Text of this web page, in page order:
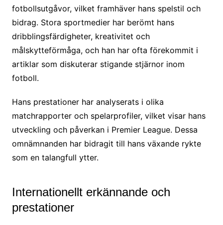
fotbollsutgåvor, vilket framhäver hans spelstil och
bidrag. Stora sportmedier har berömt hans
dribblingsfärdigheter, kreativitet och
målskytteförmåga, och han har ofta förekommit i
artiklar som diskuterar stigande stjärnor inom
fotboll.
Hans prestationer har analyserats i olika
matchrapporter och spelarprofiler, vilket visar hans
utveckling och påverkan i Premier League. Dessa
omnämnanden har bidragit till hans växande rykte
som en talangfull ytter.
Internationellt erkännande och
prestationer